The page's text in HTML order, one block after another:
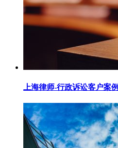
上海律师-行政诉讼客户案例